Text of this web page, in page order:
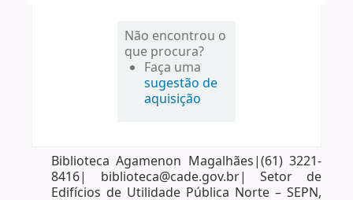
Não encontrou o
que procura?
Faça uma
sugestão de
aquisição
Biblioteca Agamenon Magalhães|(61) 3221-
8416| biblioteca@cade.gov.br| Setor de
Edifícios de Utilidade Pública Norte – SEPN,